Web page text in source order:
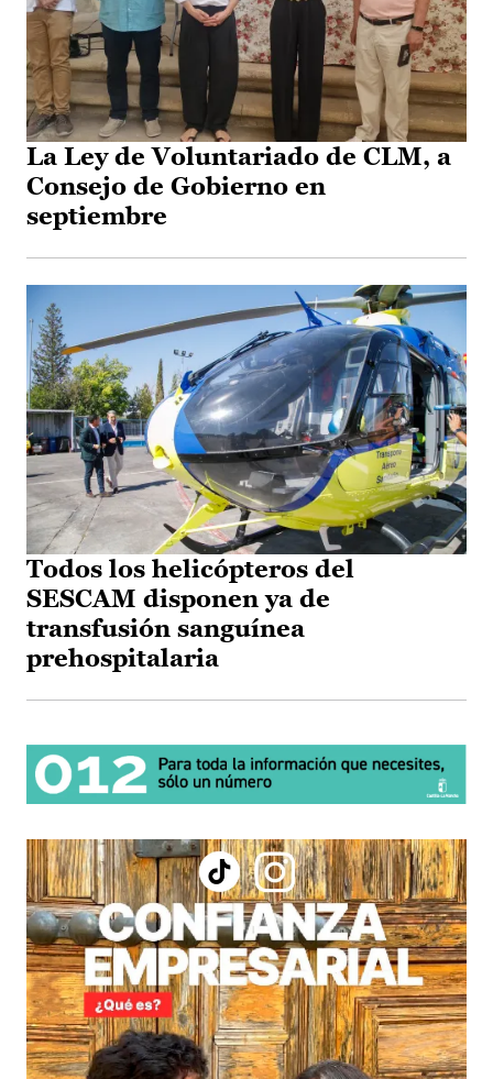
La Ley de Voluntariado de CLM, a
Consejo de Gobierno en
septiembre
Todos los helicópteros del
SESCAM disponen ya de
transfusión sanguínea
prehospitalaria